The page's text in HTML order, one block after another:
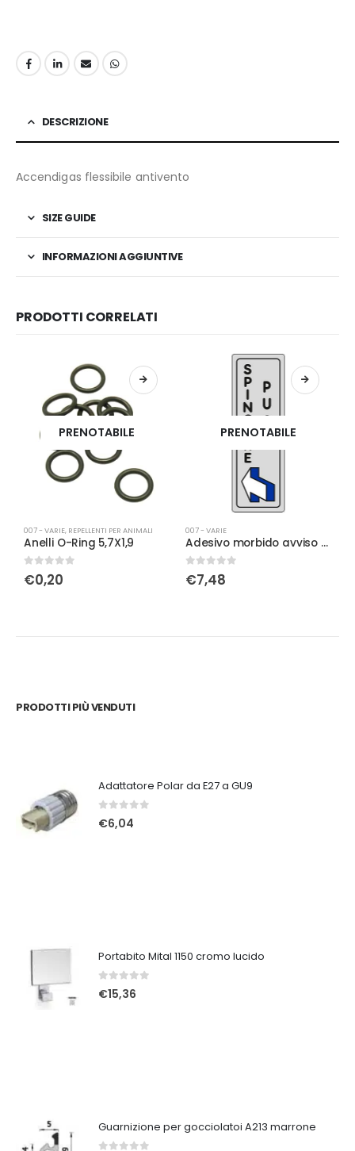
DESCRIZIONE
Accendigas flessibile antivento
SIZE GUIDE
INFORMAZIONI AGGIUNTIVE
PRODOTTI CORRELATI
PRENOTABILE
007 - VARIE, REPELLENTI PER ANIMALI
Anelli O-Ring 5,7X1,9
0Su 5
€0,20
PRENOTABILE
007 - VARIE
Adesivo morbido avviso per porte spingere
0Su 5
€7,48
PRODOTTI PIÙ VENDUTI
Adattatore Polar da E27 a GU9
0Su 5
€6,04
Portabito Mital 1150 cromo lucido
0Su 5
€15,36
Guarnizione per gocciolatoi A213 marrone